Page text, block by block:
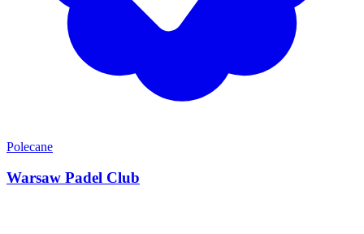
Polecane
Warsaw Padel Club